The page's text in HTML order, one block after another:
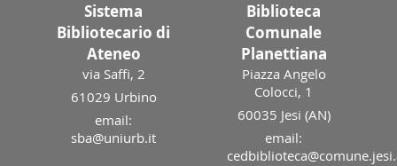
Sistema
Bibliotecario di
Ateneo
via Saffi, 2
61029 Urbino
email:
sba@uniurb.it
Biblioteca
Comunale
Planettiana
Piazza Angelo
Colocci, 1
60035 Jesi (AN)
email: